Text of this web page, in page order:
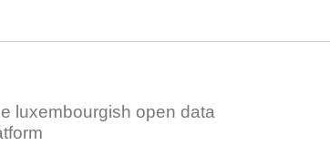
luxembourgish open data